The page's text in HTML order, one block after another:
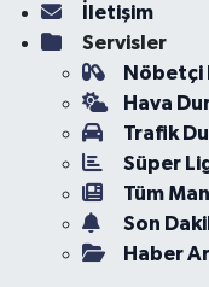
İletişim
Servisler
Nöbetçi
Hava
Trafik
Süper
Tüm
Son
Haber